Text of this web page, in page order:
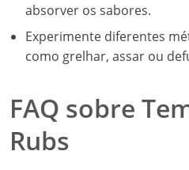
absorver os sabores.
Experimente diferentes
como grelhar, assar ou
FAQ sobre
Rubs